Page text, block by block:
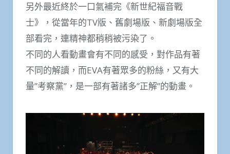
另外最近終於一口氣補完《新世紀福音戰
士》，從當年的TV版、舊劇場版、新劇場版全
部看完，連精神都稍稍被污染了。
不同的人看動畫會有不同的感受，對作品有著
不同的解讀，而EVA有著眾多的粉絲，又有大
量”考察黨”，是一部有著諸多”正解”的動畫。